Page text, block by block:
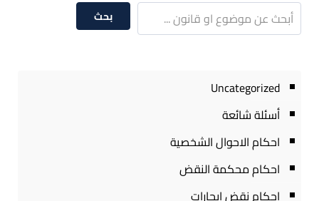
بحث
Uncategorized
أسئلة شائعة
احكام الاحوال الشخصية
احكام محكمة النقض
احكام نقض ايجارات